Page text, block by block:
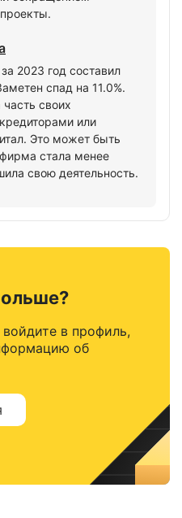
2023 год составил
спад на 11.0%.
своих
или
Это может быть
стала менее
свою деятельность.
в профиль,
об